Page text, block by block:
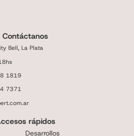
Contáctanos
Bell, La Plata
1819
7371
rápidos
Desarrollos